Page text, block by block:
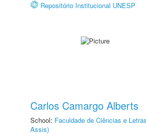
Repositório Institucional UNESP
Carlos Camargo Alberts
School: Faculdade de Ciências e
Assis)